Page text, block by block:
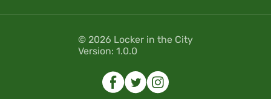
© 2026 Locker in the City
Version: 1.0.0